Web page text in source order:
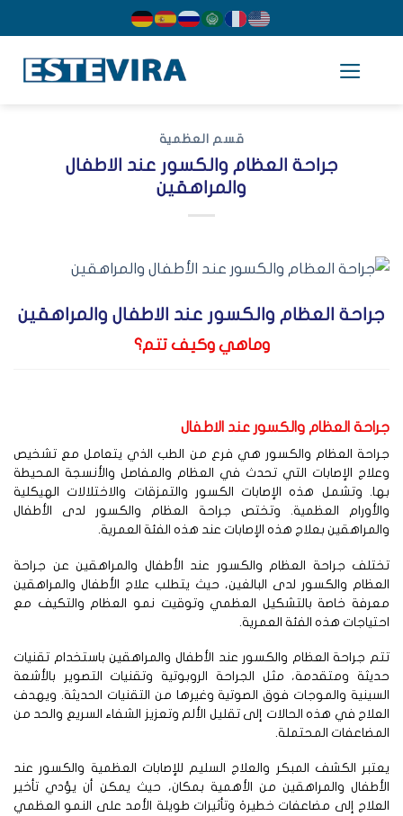
قسم العظمية
جراحة العظام والكسور عند الاطفال
والمراهقين
العظام والكسور عند الاطفال والمراهقين
وماهي وكيف تتم؟
العظام والكسور عند الاطفال
العظام والكسور هي فرع من الطب الذي يتعامل مع تشخيص
الإصابات التي تحدث في العظام والمفاصل والأنسجة المحيطة
وتشمل هذه الإصابات الكسور والتمزقات والاختلالات الهيكلية
العظمية. وتختص جراحة العظام والكسور لدى الأطفال
بعلاج هذه الإصابات عند هذه الفئة العمرية.
جراحة العظام والكسور عند الأطفال والمراهقين عن جراحة
والكسور لدى البالغين، حيث يتطلب علاج الأطفال والمراهقين
خاصة بالتشكيل العظمي وتوقيت نمو العظام والتكيف مع
هذه الفئة العمرية.
جراحة العظام والكسور عند الأطفال والمراهقين باستخدام تقنيات
ومتقدمة، مثل الجراحة الروبوتية وتقنيات التصوير بالأشعة
والموجات فوق الصوتية وغيرها من التقنيات الحديثة. ويهدف
في هذه الحالات إلى تقليل الألم وتعزيز الشفاء السريع والحد من
المحتملة.
الكشف المبكر والعلاج السليم للإصابات العظمية والكسور عند
والمراهقين من الأهمية بمكان، حيث يمكن أن يؤدي تأخير
إلى مضاعفات خطيرة وتأثيرات طويلة الأمد على النمو العظمي